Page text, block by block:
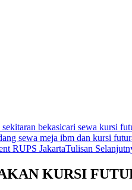
bekasicari sewa kursi
sewa meja ibm dan kursi
RUPS JakartaTulisan
KURSI